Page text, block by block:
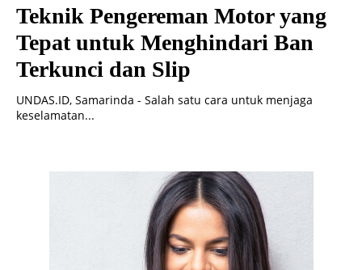
Teknik Pengereman Motor yang
Tepat untuk Menghindari Ban
Terkunci dan Slip
UNDAS.ID, Samarinda - Salah satu cara untuk menjaga
keselamatan...